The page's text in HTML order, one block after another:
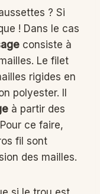
? Si
! Dans le cas
consiste à
Le filet
rigides en
polyester. Il
à partir des
ce faire,
fil sont
des mailles.